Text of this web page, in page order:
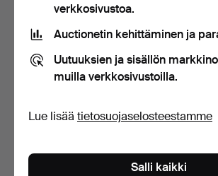
KYNÄT 8 kpl mm.
verkkosivustoa.
Auctionetin kehittäminen ja
Uutuuksien ja sisällön
muilla verkkosivustoilla.
Lue lisää tietosuojaselosteestamme
Salli kaikki